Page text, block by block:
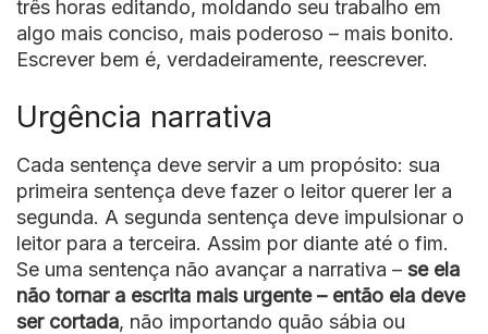
três horas editando, moldando seu trabalho em
algo mais conciso, mais poderoso – mais bonito.
Escrever bem é, verdadeiramente, reescrever.
Urgência narrativa
Cada sentença deve servir a um propósito: sua
primeira sentença deve fazer o leitor querer ler a
segunda. A segunda sentença deve impulsionar o
leitor para a terceira. Assim por diante até o fim.
Se uma sentença não avançar a narrativa – se ela
não tornar a escrita mais urgente – então ela deve
ser cortada, não importando quão sábia ou